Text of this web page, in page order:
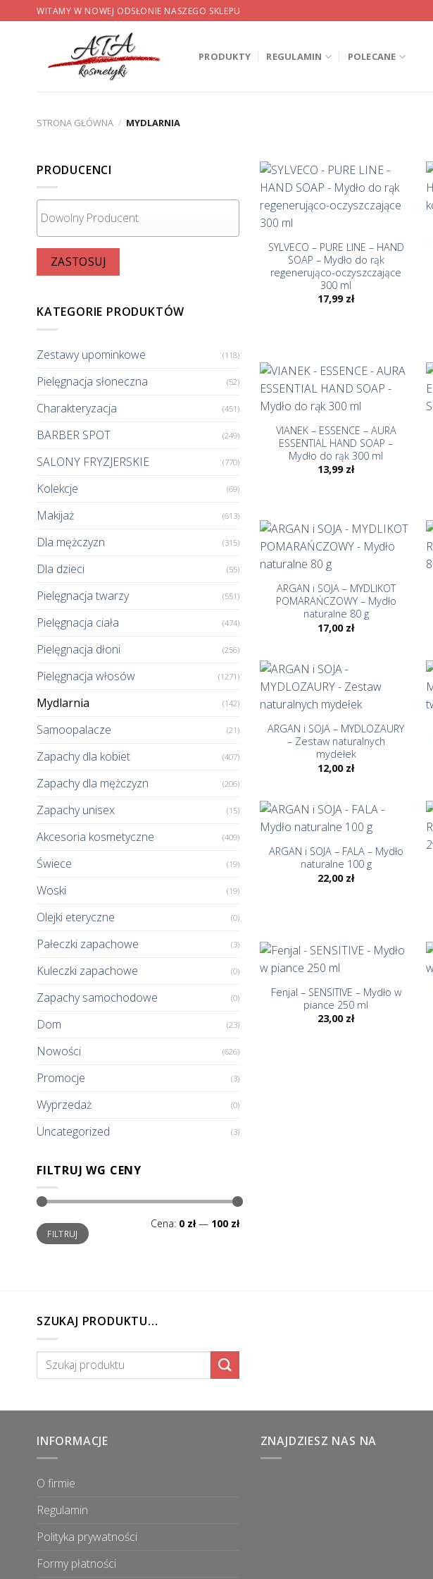
to
WITAMY W NOWEJ ODSŁONIE NASZEGO SKLEPU
PRODUKTY REGULAMIN POLECANE
STRONA GŁÓWNA / MYDLARNIA
PRODUCENCI
ZASTOSUJ
KATEGORIE PRODUKTÓW
Zestawy upominkowe (118)
Pielęgnacja słoneczna (52)
Charakteryzacja (451)
BARBER SPOT (249)
SALONY FRYZJERSKIE (770)
Kolekcje (69)
Makijaż (613)
Dla mężczyzn (315)
Dla dzieci (55)
Pielęgnacja twarzy (551)
Pielęgnacja ciała (474)
Pielęgnacja dłoni (256)
Pielęgnacja włosów (1271)
Mydlarnia (142)
Samoopalacze (21)
Zapachy dla kobiet (407)
Zapachy dla mężczyzn (206)
Zapachy unisex (15)
Akcesoria kosmetyczne (409)
Świece (19)
Woski (19)
Olejki eteryczne (0)
Pałeczki zapachowe (3)
Kuleczki zapachowe (0)
Zapachy samochodowe (0)
Dom (23)
Nowości (626)
Promocje (3)
Wyprzedaż (0)
Uncategorized (3)
FILTRUJ WG CENY
min.
maks.
FILTRUJ
Cena: 0 zł— 100 zł
+
SYLVECO – PURE LINE – HAND
SOAP – Mydło do rąk
regenerująco-oczyszczające
300 ml
17,99 zł
+
VIANEK – ESSENCE – AURA
ESSENTIAL HAND SOAP –
Mydło do rąk 300 ml
13,99 zł
ARGAN i SOJA – MYDLIKOT
POMARAŃCZOWY – Mydło
naturalne 80 g
17,00 zł
ARGAN i SOJA – MYDLOZAURY
– Zestaw naturalnych
mydełek
12,00 zł
+
ARGAN i SOJA – FALA – Mydło
naturalne 100 g
22,00 zł
+
Fenjal – SENSITIVE – Mydło w
piance 250 ml
23,00 zł
SZUKAJ PRODUKTU…
Szukaj:
INFORMACJE
O firmie
Regulamin
Polityka prywatności
Formy płatności
ZNAJDZIESZ NAS NA